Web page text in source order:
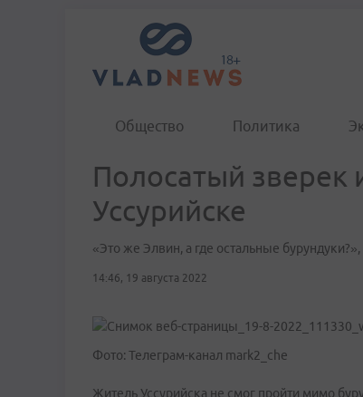
Общество Политика
Полосатый зверек
Уссурийске
«Это же Элвин, а где остальные
14:46, 19 августа 2022
Фото: Телеграм-канал mark2_che
Житель Уссурийска не смог пройти мимо